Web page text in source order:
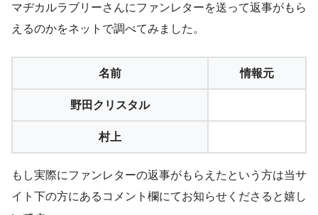
マヂカルラブリーさんにファンレターを送って返事がもら
えるのかをネットで調べてみました。
名前 情報元
野田クリスタル
村上
もし実際にファンレターの返事がもらえたという方は当サ
イト下の方にあるコメント欄にてお知らせくださると嬉し